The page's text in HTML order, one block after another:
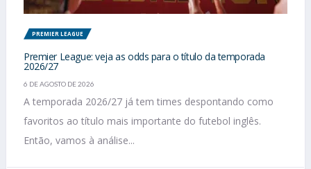
PREMIER LEAGUE
Premier League: veja as odds para o título da temporada
2026/27
6 DE AGOSTO DE 2026
A temporada 2026/27 já tem times despontando como
favoritos ao título mais importante do futebol inglês.
Então, vamos à análise...